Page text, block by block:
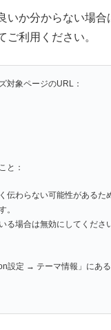
いか分からない場合
ご利用ください。
対象ページのURL：
と：
伝わらない可能性があるた
。
場合は無効にしてください
設定 → テーマ情報」にあ